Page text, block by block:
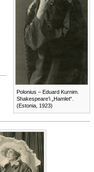
Polonius – Eduard Kurnim.
Shakespeare’i „Hamlet“.
(Estonia, 1923)